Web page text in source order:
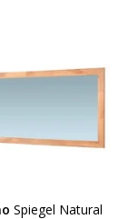
Spiegel Natural